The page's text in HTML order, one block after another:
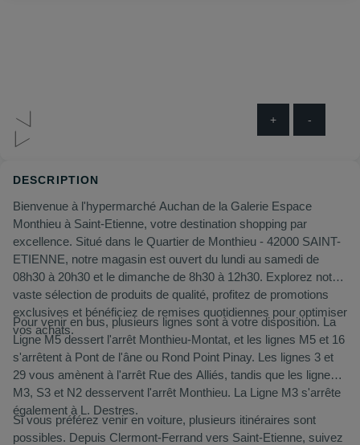
+ -
DESCRIPTION
Bienvenue à l'hypermarché Auchan de la Galerie Espace
Monthieu à Saint-Etienne, votre destination shopping par
excellence. Situé dans le Quartier de Monthieu - 42000 SAINT-
ETIENNE, notre magasin est ouvert du lundi au samedi de
08h30 à 20h30 et le dimanche de 8h30 à 12h30. Explorez notre
vaste sélection de produits de qualité, profitez de promotions
exclusives et bénéficiez de remises quotidiennes pour optimiser
vos achats.
Pour venir en bus, plusieurs lignes sont à votre disposition. La
Ligne M5 dessert l'arrêt Monthieu-Montat, et les lignes M5 et 16
s'arrêtent à Pont de l'âne ou Rond Point Pinay. Les lignes 3 et
29 vous amènent à l'arrêt Rue des Alliés, tandis que les lignes
M3, S3 et N2 desservent l'arrêt Monthieu. La Ligne M3 s'arrête
également à L. Destres.
Si vous préférez venir en voiture, plusieurs itinéraires sont
possibles. Depuis Clermont-Ferrand vers Saint-Etienne, suivez